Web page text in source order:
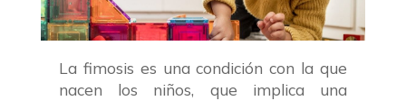
La fimosis es una condición con la que
nacen los niños, que implica una